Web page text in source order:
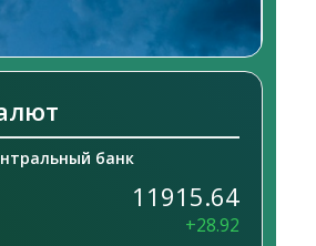
банк
11915.64
+28.92